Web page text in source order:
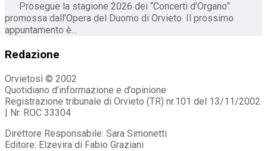
Prosegue la stagione 2026 dei “Concerti d’Organo”
promossa dall’Opera del Duomo di Orvieto. Il prossimo
appuntamento è...
Redazione
Orvietosì © 2002
Quotidiano d’informazione e d’opinione
Registrazione tribunale di Orvieto (TR) nr.101 del 13/11/2002
| Nr. ROC 33304
Direttore Responsabile: Sara Simonetti
Editore: Elzevira di Fabio Graziani